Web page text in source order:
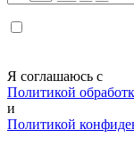
Я соглашаюсь с
Политикой
и
Политикой